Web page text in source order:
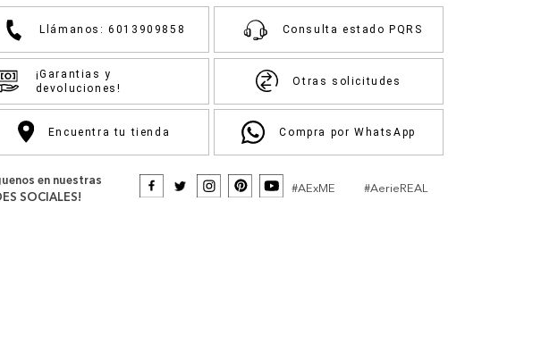
Llámanos: 6013909858 Consulta estado PQRS
¡Garantias y
devoluciones!
Otras solicitudes
Encuentra tu tienda Compra por WhatsApp
en nuestras
SOCIALES!
#AExME #AerieREAL